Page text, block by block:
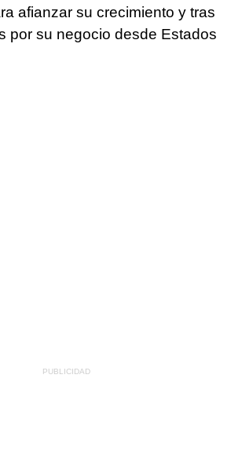
afianzar su crecimiento y tras
por su negocio desde Estados